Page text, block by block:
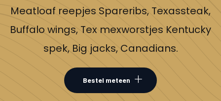
Meatloaf reepjes Spareribs, Texassteak,
Buffalo wings, Tex mexworstjes Kentucky
spek, Big jacks, Canadians.
Bestel meteen